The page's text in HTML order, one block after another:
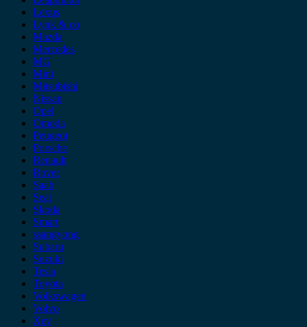
Lexus
Lynk & co
Mazda
Mercedes
MG
Mini
Mitsubishi
Nissan
Opel
Omoda
Peugeot
Porsche
Renault
Rover
Saab
Seat
Skoda
Smart
ssangyong
Subaru
Suzuki
Tesla
Toyota
Volkswagen
Volvo
Xev